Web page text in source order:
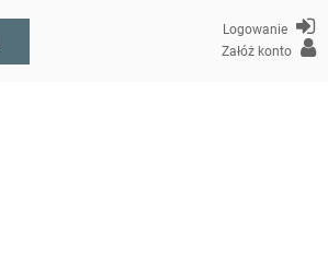
Logowanie
Załóż konto